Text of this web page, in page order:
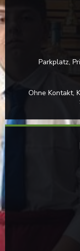
Parkplatz,
Ohne Kontakt,